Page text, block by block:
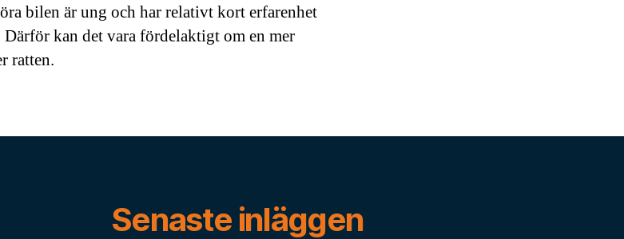
bilen är ung och har relativt kort erfarenhet
kan det vara fördelaktigt om en mer
ratten.
Senaste inläggen